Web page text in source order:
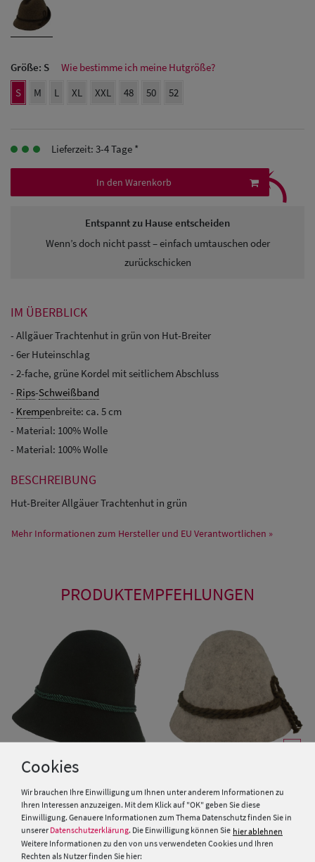
Herren Caps
Baseball Cpas
Schutz Caps
Herren
Snapback Caps
Größe: S
Wie bestimme ich meine Hutgröße?
S
M L XL XXL 48 50 52
Lieferzeit: 3-4 Tage *
In den Warenkorb
Entspannt zu Hause entscheiden
Wenn’s doch nicht passt – einfach umtauschen oder
zurückschicken
⤹
IM ÜBERBLICK
- Allgäuer Trachtenhut in grün von Hut-Breiter
- 6er Huteinschlag
- 2-fache, grüne Kordel mit seitlichem Abschluss
- Rips-Schweißband
- Krempenbreite: ca. 5 cm
- Material: 100% Wolle
- Material: 100% Wolle
BESCHREIBUNG
Hut-Breiter Allgäuer Trachtenhut in grün
Mehr Informationen zum Hersteller und EU Verantwortlichen »
PRODUKTEMPFEHLUNGEN
Kinder Trachtenhut mit Feder
von Hut-Breiter
29,95 €
Bayerischer Trachtenhut
Stopselhut aus Wolle von Hut-
Breiter
29,95 €
Cookies
Wir brauchen Ihre Einwilligung um Ihnen unter anderem Informationen zu
Ihren Interessen anzuzeigen. Mit dem Klick auf "OK" geben Sie diese
Einwilligung. Genauere Informationen zum Thema Datenschutz finden Sie in
unserer Datenschutzerklärung. Die Einwilligung können Sie hier ablehnen
Weitere Informationen zu den von uns verwendeten Cookies und Ihren
Rechten als Nutzer finden Sie hier: